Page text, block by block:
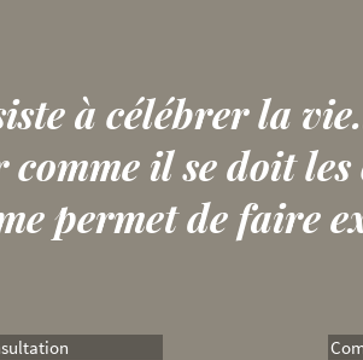
à célébrer la
il se doit les
permet de faire